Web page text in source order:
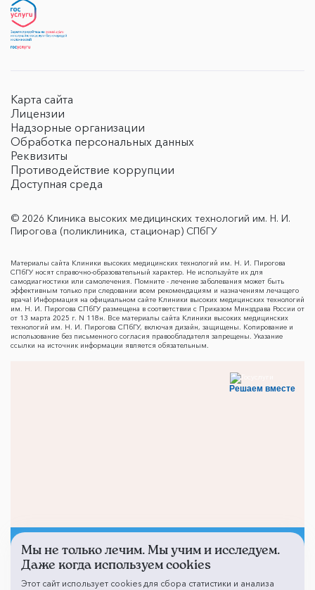
Карта сайта
Лицензии
Надзорные организации
Обработка персональных данных
Реквизиты
Противодействие коррупции
Доступная среда
© 2026 Клиника высоких медицинских технологий им. Н. И.
Пирогова (поликлиника, стационар) СПбГУ
Материалы сайта Клиники высоких медицинских технологий им. Н. И. Пирогова
СПбГУ носят справочно-образовательный характер. Не используйте их для
самодиагностики или самолечения. Помните - лечение заболевания может быть
эффективным только при следовании всем рекомендациям и назначениям лечащего
врача! Информация на официальном сайте Клиники высоких медицинских технологий
им. Н. И. Пирогова СПбГУ размещена в соответствии с Приказом Минздрава России от
от 13 марта 2025 г. N 118н. Все материалы сайта Клиники высоких медицинских
технологий им. Н. И. Пирогова СПбГУ, включая дизайн, защищены. Копирование и
использование без письменного согласия правообладателя запрещены. Указание
ссылки на источник информации является обязательным.
Решаем вместе
Не смогли записаться к
врачу?
Мы не только лечим. Мы учим и исследуем.
Даже когда используем cookies
Этот сайт использует cookies для сбора статистики и анализа